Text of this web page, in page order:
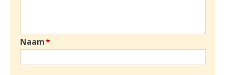
Naam*